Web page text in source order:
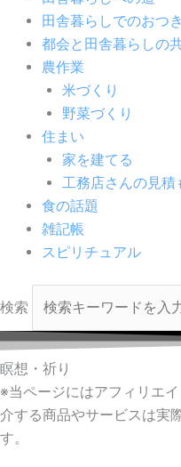
田舎暮らしでのおつ
都会と田舎暮らしの
農作業
米づくり
野菜づくり
住まい
家を建てる
工務店さんの見積
食の話題
雑記帳
スピリチュアル
検索
瞑想・祈り
※当ページにはアフィリエ
介する商品やサービスは実
す。